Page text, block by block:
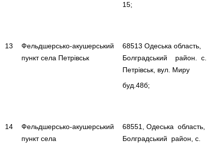
15;
13
Фельдшерсько-акушерський
пункт села Петрівськ
68513 Одеська область,
Болградський район. с.
Петрівськ, вул. Миру
буд.48б;
14
Фельдшерсько-акушерський
пункт села
68551, Одеська область,
Болградський район, с.